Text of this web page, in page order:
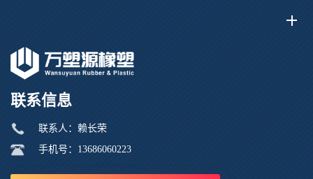
联系信息
联系人：赖长荣
手机号：13686060223